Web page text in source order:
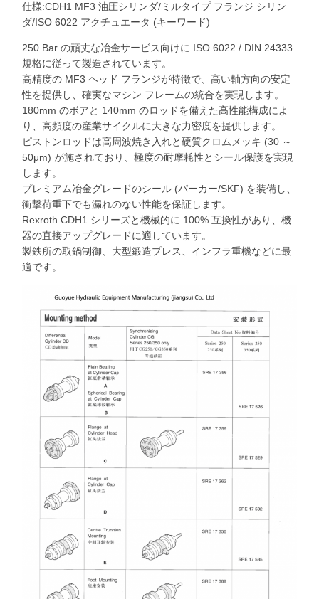
仕様:CDH1 MF3 油圧シリンダ/ミルタイプ フランジ シ​​リン
ダ/ISO 6022 アクチュエータ (キーワード)
250 Bar の頑丈な冶金サービス向けに ISO 6022 / DIN 24333
規格に従って製造されています。
高精度の MF3 ヘッド フランジが特徴で、高い軸方向の安定
性を提供し、確実なマシン フレームの統合を実現します。
180mm のボアと 140mm のロッドを備えた高性能構成によ
り、高頻度の産業サイクルに大きな力密度を提供します。
ピストンロッドは高周波焼き入れと硬質クロムメッキ (30 ～
50μm) が施されており、極度の耐摩耗性とシール保護を実現
します。
プレミアム冶金グレードのシール (パーカー/SKF) を装備し、
衝撃荷重下でも漏れのない性能を保証します。
Rexroth CDH1 シリーズと機械的に 100% 互換性があり、機
器の直接アップグレードに適しています。
製鉄所の取鍋制御、大型鍛造プレス、インフラ重機などに最
適です。